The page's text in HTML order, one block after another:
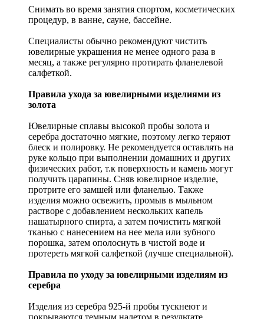
Снимать во время занятия спортом, косметических
процедур, в ванне, сауне, бассейне.
Специалисты обычно рекомендуют чистить
ювелирные украшения не менее одного раза в
месяц, а также регулярно протирать фланелевой
салфеткой.
Правила ухода за ювелирными изделиями из
золота
Ювелирные сплавы высокой пробы золота и
серебра достаточно мягкие, поэтому легко теряют
блеск и полировку. Не рекомендуется оставлять на
руке кольцо при выполнении домашних и других
физических работ, т.к поверхность и камень могут
получить царапины. Сняв ювелирное изделие,
протрите его замшей или фланелью. Также
изделия можно освежить, промыв в мыльном
растворе с добавлением нескольких капель
нашатырного спирта, а затем почистить мягкой
тканью с нанесением на нее мела или зубного
порошка, затем ополоснуть в чистой воде и
протереть мягкой салфеткой (лучше специальной).
Правила по уходу за ювелирными изделиям из
серебра
Изделия из серебра 925-й пробы тускнеют и